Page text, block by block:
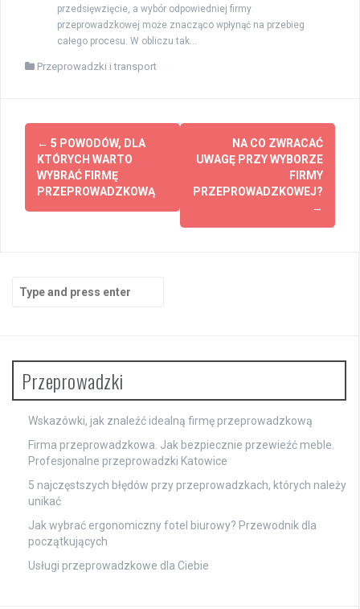
przedsięwzięcie, a wybór odpowiedniej firmy
przeprowadzkowej może znacząco wpłynąć na przebieg
całego procesu. W obliczu tak...
Przeprowadzki i transport
Post
navigation
← 5 POWODÓW, DLA
KTÓRYCH WARTO
WYBRAĆ FIRMĘ
PRZEPROWADZKOWĄ
NA CO ZWRACAĆ
UWAGĘ PRZY WYBORZE
FIRMY
PRZEPROWADZKOWEJ?
→
for:
Przeprowadzki
Wskazówki, jak znaleźć idealną firmę przeprowadzkową
Firma przeprowadzkowa. Jak bezpiecznie przewieźć meble.
Profesjonalne przeprowadzki Katowice
5 najczęstszych błędów przy przeprowadzkach, których należy
unikać
Jak wybrać ergonomiczny fotel biurowy? Przewodnik dla
początkujących
Usługi przeprowadzkowe dla Ciebie